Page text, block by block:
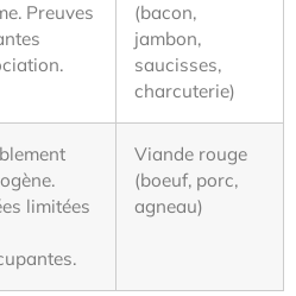
Preuves
(bacon,
jambon,
saucisses,
charcuterie)
limitées
Viande rouge
(boeuf, porc,
agneau)